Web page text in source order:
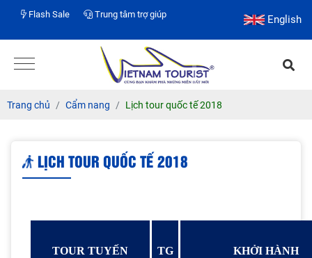
Flash Sale Trung tâm trợ giúp English
Trang chủ Cẩm nang Lịch tour quốc tế 2018
LỊCH TOUR QUỐC TẾ 2018
TOUR TUYẾN TG KHỞI HÀNH